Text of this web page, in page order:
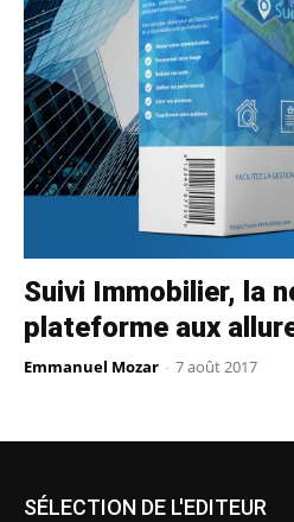
Suivi Immobilier, la
plateforme aux
Emmanuel Mozar - 7 août 2017
SÉLECTION DE L'EDITEUR